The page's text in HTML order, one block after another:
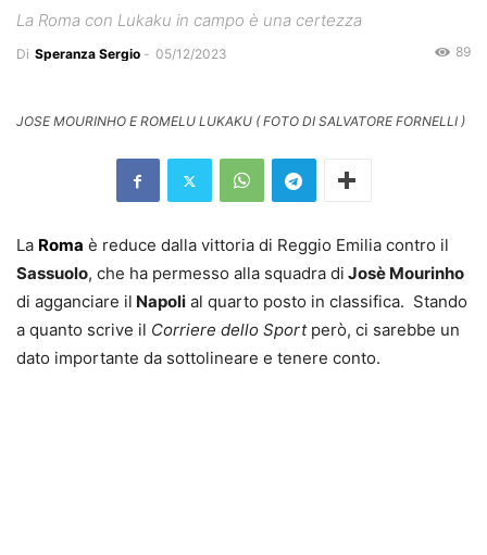
La Roma con Lukaku in campo è una certezza
Di Speranza Sergio - 05/12/2023 89
JOSE MOURINHO E ROMELU LUKAKU ( FOTO DI SALVATORE FORNELLI )
La Roma è reduce dalla vittoria di Reggio Emilia contro il
Sassuolo, che ha permesso alla squadra di Josè Mourinho
di agganciare il Napoli al quarto posto in classifica. Stando
a quanto scrive il Corriere dello Sportperò, ci sarebbe un
dato importante da sottolineare e tenere conto.